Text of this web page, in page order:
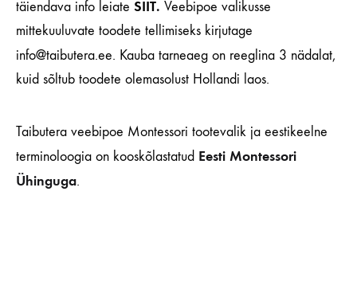
täiendava info leiate SIIT. Veebipoe valikusse
mittekuuluvate toodete tellimiseks kirjutage
info@taibutera.ee. Kauba tarneaeg on reeglina 3 nädalat,
kuid sõltub toodete olemasolust Hollandi laos.
Taibutera veebipoe Montessori tootevalik ja eestikeelne
terminoloogia on kooskõlastatud Eesti Montessori
Ühinguga.